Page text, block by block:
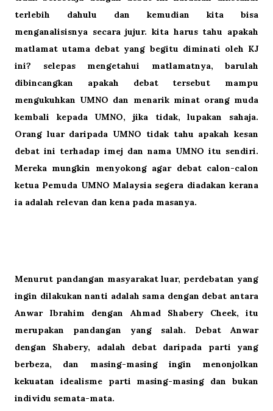
terlebih dahulu dan kemudian kita bisa
menganalisisnya secara jujur. kita harus tahu apakah
matlamat utama debat yang begitu diminati oleh KJ
ini? selepas mengetahui matlamatnya, barulah
dibincangkan apakah debat tersebut mampu
mengukuhkan UMNO dan menarik minat orang muda
kembali kepada UMNO, jika tidak, lupakan sahaja.
Orang luar daripada UMNO tidak tahu apakah kesan
debat ini terhadap imej dan nama UMNO itu sendiri.
Mereka mungkin menyokong agar debat calon-calon
ketua Pemuda UMNO Malaysia segera diadakan kerana
ia adalah relevan dan kena pada masanya.
Menurut pandangan masyarakat luar, perdebatan yang
ingin dilakukan nanti adalah sama dengan debat antara
Anwar Ibrahim dengan Ahmad Shabery Cheek, itu
merupakan pandangan yang salah. Debat Anwar
dengan Shabery, adalah debat daripada parti yang
berbeza, dan masing-masing ingin menonjolkan
kekuatan idealisme parti masing-masing dan bukan
individu semata-mata.